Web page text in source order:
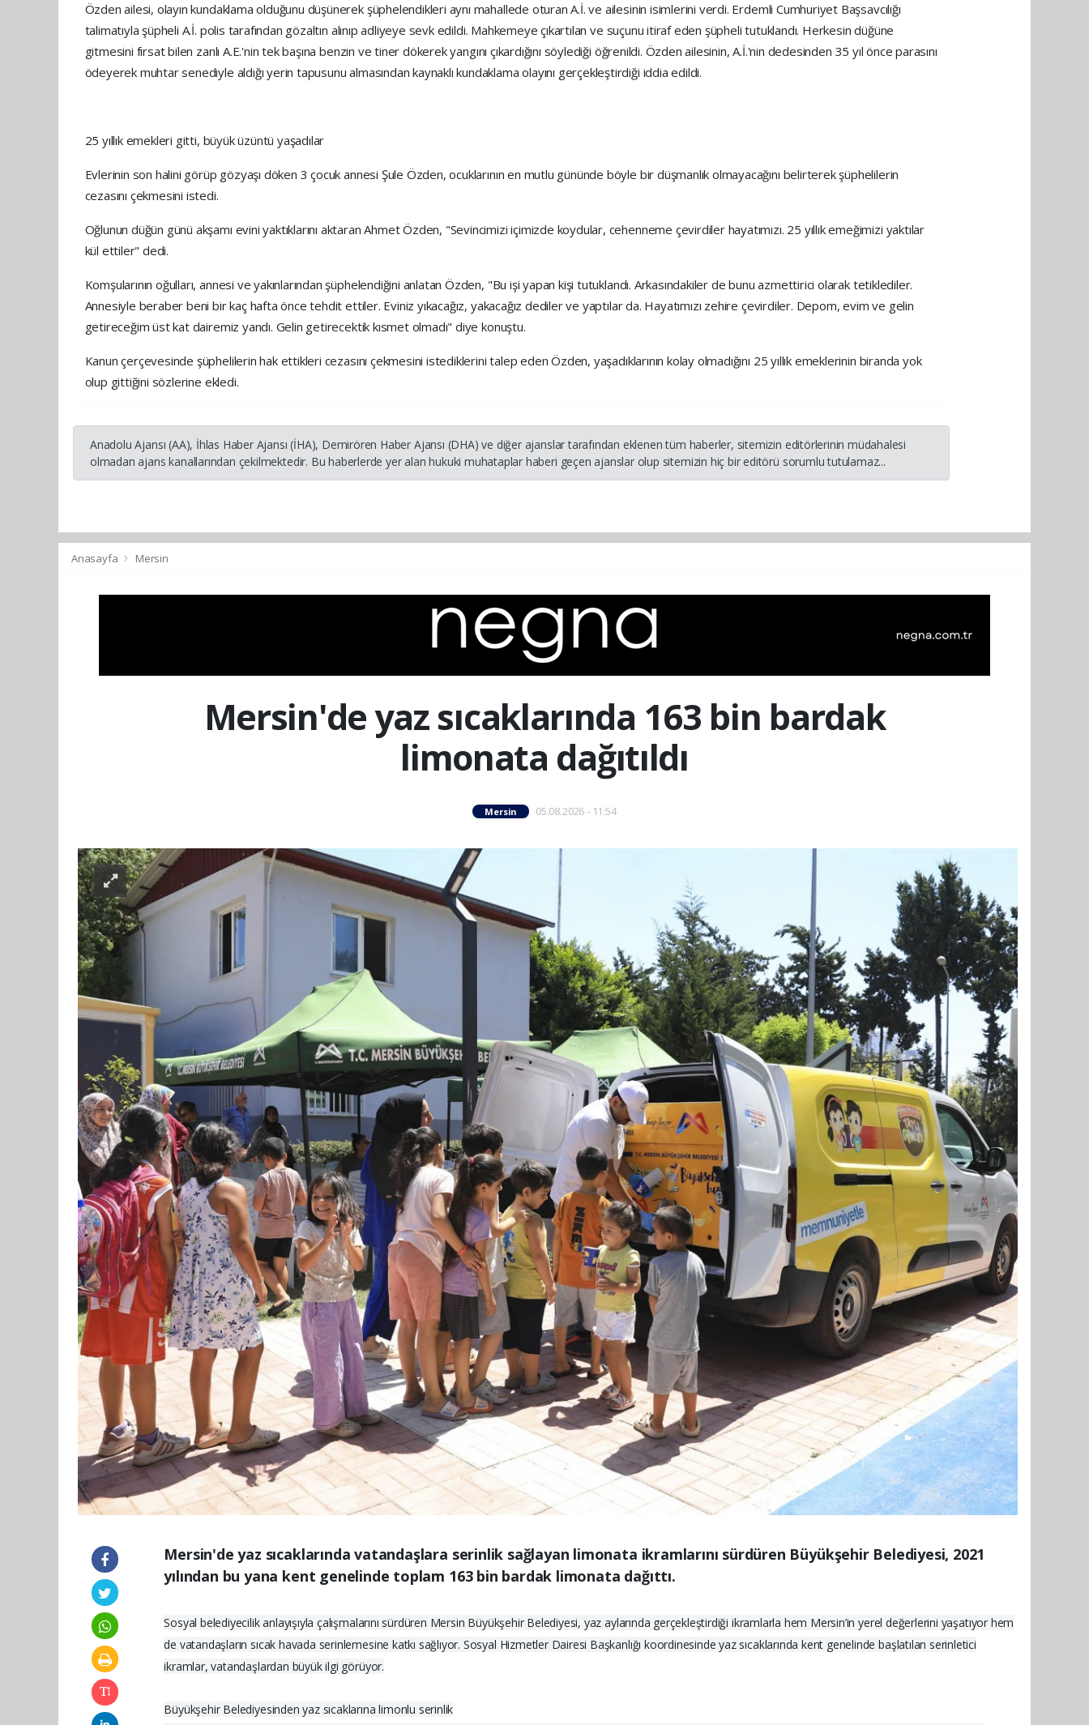
Özden ailesi, olayın kundaklama olduğunu düşünerek şüphelendikleri aynı mahallede oturan A.İ. ve ailesinin isimlerini verdi. Erdemli Cumhuriyet Başsavcılığı
talimatıyla şüpheli A.İ. polis tarafından gözaltın alınıp adliyeye sevk edildi. Mahkemeye çıkartılan ve suçunu itiraf eden şüpheli tutuklandı. Herkesin düğüne
gitmesini fırsat bilen zanlı A.E.'nin tek başına benzin ve tiner dökerek yangını çıkardığını söylediği öğrenildi. Özden ailesinin, A.İ.'nin dedesinden 35 yıl önce parasını
ödeyerek muhtar senediyle aldığı yerin tapusunu almasından kaynaklı kundaklama olayını gerçekleştirdiği iddia edildi.
25 yıllık emekleri gitti, büyük üzüntü yaşadılar
Evlerinin son halini görüp gözyaşı döken 3 çocuk annesi Şule Özden, ocuklarının en mutlu gününde böyle bir düşmanlık olmayacağını belirterek şüphelilerin
cezasını çekmesini istedi.
Oğlunun düğün günü akşamı evini yaktıklarını aktaran Ahmet Özden, "Sevincimizi içimizde koydular, cehenneme çevirdiler hayatımızı. 25 yıllık emeğimizi yaktılar
kül ettiler" dedi.
Komşularının oğulları, annesi ve yakınlarından şüphelendiğini anlatan Özden, "Bu işi yapan kişi tutuklandı. Arkasındakiler de bunu azmettirici olarak tetiklediler.
Annesiyle beraber beni bir kaç hafta önce tehdit ettiler. Eviniz yıkacağız, yakacağız dediler ve yaptılar da. Hayatımızı zehire çevirdiler. Depom, evim ve gelin
getireceğim üst kat dairemiz yandı. Gelin getirecektik kısmet olmadı" diye konuştu.
Kanun çerçevesinde şüphelilerin hak ettikleri cezasını çekmesini istediklerini talep eden Özden, yaşadıklarının kolay olmadığını 25 yıllık emeklerinin biranda yok
olup gittiğini sözlerine ekledi.
Anadolu Ajansı (AA), İhlas Haber Ajansı (İHA), Demirören Haber Ajansı (DHA) ve diğer ajanslar tarafından eklenen tüm haberler, sitemizin editörlerinin müdahalesi
olmadan ajans kanallarından çekilmektedir. Bu haberlerde yer alan hukuki muhataplar haberi geçen ajanslar olup sitemizin hiç bir editörü sorumlu tutulamaz...
Anasayfa Mersin
Mersin'de yaz sıcaklarında 163 bin bardak
limonata dağıtıldı
Mersin 05.08.2026 - 11:54
Mersin'de yaz sıcaklarında vatandaşlara serinlik sağlayan limonata ikramlarını sürdüren Büyükşehir Belediyesi, 2021
yılından bu yana kent genelinde toplam 163 bin bardak limonata dağıttı.
Sosyal belediyecilik anlayışıyla çalışmalarını sürdüren Mersin Büyükşehir Belediyesi, yaz aylarında gerçekleştirdiği ikramlarla hem Mersin’in yerel değerlerini yaşatıyor hem
de vatandaşların sıcak havada serinlemesine katkı sağlıyor. Sosyal Hizmetler Dairesi Başkanlığı koordinesinde yaz sıcaklarında kent genelinde başlatılan serinletici
ikramlar, vatandaşlardan büyük ilgi görüyor.
Büyükşehir Belediyesinden yaz sıcaklarına limonlu serinlik